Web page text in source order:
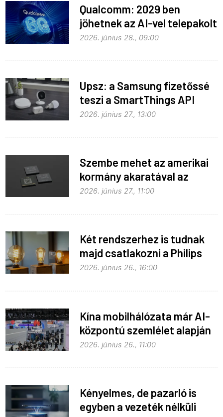
Qualcomm: 2029 ben
jöhetnek az AI-vel telepakolt
6G-s telefonok
2026. június 28., 09:00
Upsz: a Samsung fizetőssé
teszi a SmartThings API
hozzáférést
2026. június 27., 13:00
Szembe mehet az amerikai
kormány akaratával az
Apple
2026. június 27., 11:00
Két rendszerhez is tudnak
majd csatlakozni a Philips
Hue égők
2026. június 26., 16:00
Kína mobilhálózata már AI-
központú szemlélet alapján
fejlődik
2026. június 26., 11:00
Kényelmes, de pazarló is
egyben a vezeték nélküli